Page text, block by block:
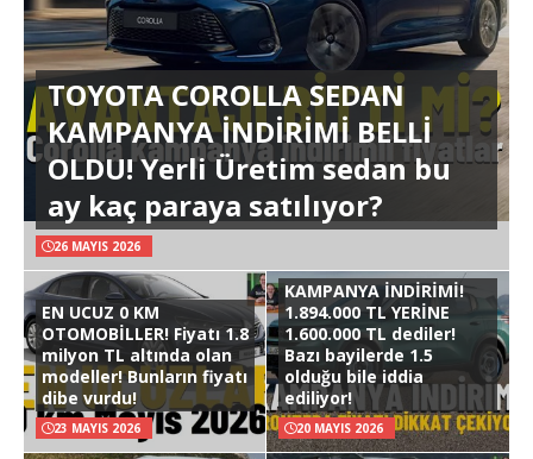
TOYOTA COROLLA SEDAN
KAMPANYA İNDİRİMİ BELLİ
OLDU! Yerli Üretim sedan bu
ay kaç paraya satılıyor?
26 MAYIS 2026
EN UCUZ 0 KM
OTOMOBİLLER! Fiyatı 1.8
milyon TL altında olan
modeller! Bunların fiyatı
dibe vurdu!
23 MAYIS 2026
KAMPANYA İNDİRİMİ!
1.894.000 TL YERİNE
1.600.000 TL dediler!
Bazı bayilerde 1.5
olduğu bile iddia
ediliyor!
20 MAYIS 2026